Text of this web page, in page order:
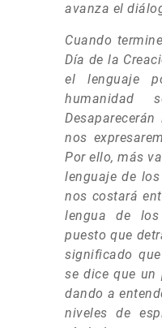
avanza el
Cuando
Día de la
el lenguaje
nos
Por ello, más
lenguaje de
nos costará
lengua de
puesto que
significado
se dice que un
dando a
niveles de